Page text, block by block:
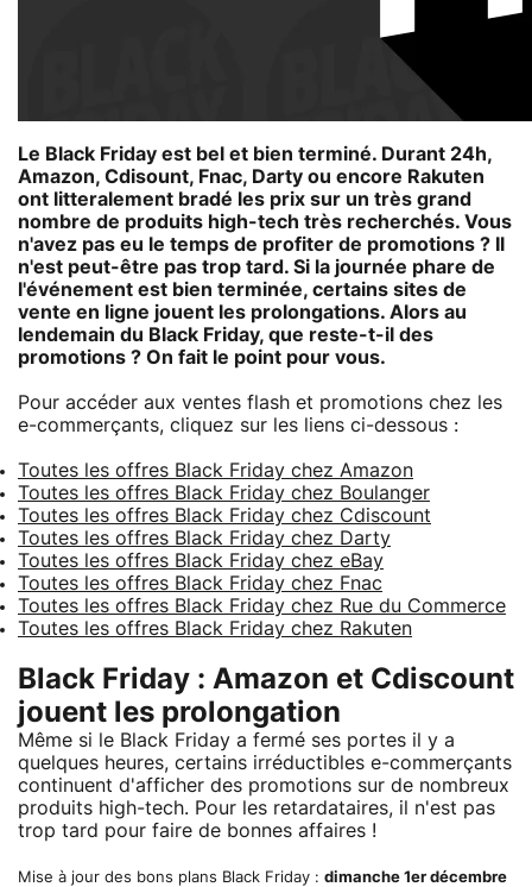
Le Black Friday est bel et bien terminé. Durant 24h,
Amazon, Cdisount, Fnac, Darty ou encore Rakuten
ont litteralement bradé les prix sur un très grand
nombre de produits high-tech très recherchés. Vous
n'avez pas eu le temps de profiter de promotions ? Il
n'est peut-être pas trop tard. Si la journée phare de
l'événement est bien terminée, certains sites de
vente en ligne jouent les prolongations. Alors au
lendemain du Black Friday, que reste-t-il des
promotions ? On fait le point pour vous.
Pour accéder aux ventes flash et promotions chez les
e-commerçants, cliquez sur les liens ci-dessous :
Toutes les offres Black Friday chez Amazon
Toutes les offres Black Friday chez Boulanger
Toutes les offres Black Friday chez Cdiscount
Toutes les offres Black Friday chez Darty
Toutes les offres Black Friday chez eBay
Toutes les offres Black Friday chez Fnac
Toutes les offres Black Friday chez Rue du Commerce
Toutes les offres Black Friday chez Rakuten
Black Friday : Amazon et Cdiscount
jouent les prolongation
Même si le Black Friday a fermé ses portes il y a
quelques heures, certains irréductibles e-commerçants
continuent d'afficher des promotions sur de nombreux
produits high-tech. Pour les retardataires, il n'est pas
trop tard pour faire de bonnes affaires !
Mise à jour des bons plans Black Friday : dimanche 1er décembre